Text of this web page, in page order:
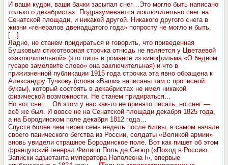
И ваши кудри, ваши бачки засыпал снег…Это могло быть написано
только о декабристах. Подразумевается исключительно снег на
Сенатской площади, и никакой другой. Никакого другого снега в
жизни «генералов двенадцатого года» попросту не могло и быть.
[…]
Ладно, не станем придираться и говорить, что приведенная
Бушковым стихотворная строчка отнюдь не является у Цветаевой
«заключительной» (это лишь в романсе из кинофильма «О бедном
гусаре замолвите слово» она заключительная) и что в
прижизненной публикации 1915 года строчка эта явно обращена к
Александру Тучкову (слова «Ваши» написаны там с прописной
буквы), который состоять в декабристах не имел никакой
физической возможности. Не станем придираться…
Но вот снег… Об этом у нас как-то не принято писать, но снег —
всё же был. И вовсе не на Сенатской площади декабря 1825 года,
а на Бородинском поле декабря 1812 года…
Спустя более чем через семь недель после битвы, в самом начале
своего панического бегства из России, солдаты «Великой армии»
вновь увидели страшное Бородинское поле. Вот как пишет об этом
французский генерал Филипп Поль де Сегюр («Поход в Россию.
Записки адъютанта императора Наполеона I», впервые